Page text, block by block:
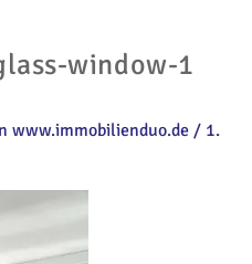
window-1
www.immobilienduo.de / 1.